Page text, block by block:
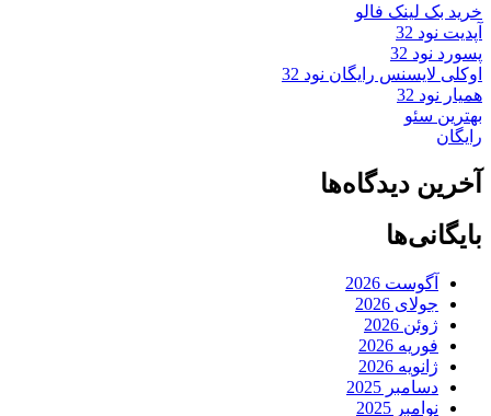
خرید بک لینک فالو
آپدیت نود 32
پسورد نود 32
اوکلی لایسنس رایگان نود 32
همیار نود 32
بهترین سئو
رایگان
آخرین دیدگاه‌ها
بایگانی‌ها
آگوست 2026
جولای 2026
ژوئن 2026
فوریه 2026
ژانویه 2026
دسامبر 2025
نوامبر 2025